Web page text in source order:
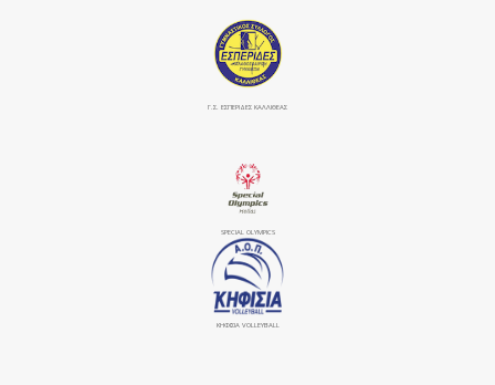
Γ.Σ. ΕΣΠΕΡΙΔΕΣ ΚΑΛΛΙΘΕΑΣ
SPECIAL OLYMPICS
ΚΗΦΙΣΙΆ VOLLEYBALL